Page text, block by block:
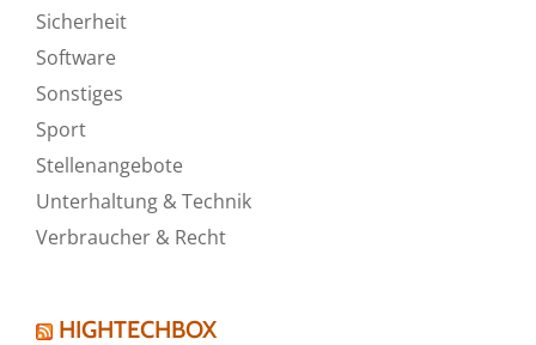
Sicherheit
Software
Sonstiges
Sport
Stellenangebote
Unterhaltung & Technik
Verbraucher & Recht
HIGHTECHBOX